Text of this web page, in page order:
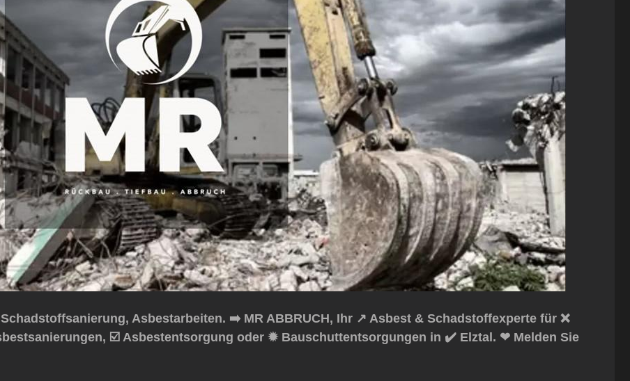
Asbestarbeiten. ➡️ MR ABBRUCH, Ihr ↗️ Asbest & Schadstoffexperte für ❌
☑️ Asbestentsorgung oder ✹ Bauschuttentsorgungen in ✔️ Elztal. ❤ Melden Sie